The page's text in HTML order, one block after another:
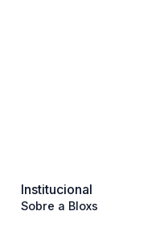
Institucional
Sobre a Bloxs